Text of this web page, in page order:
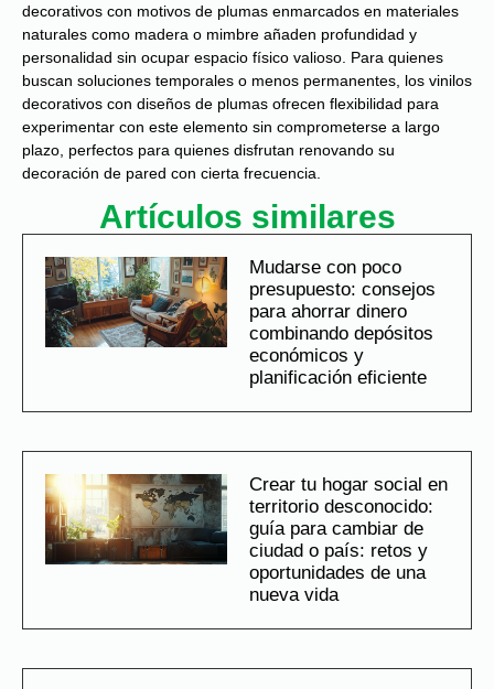
decorativos con motivos de plumas enmarcados en materiales
naturales como madera o mimbre añaden profundidad y
personalidad sin ocupar espacio físico valioso. Para quienes
buscan soluciones temporales o menos permanentes, los vinilos
decorativos con diseños de plumas ofrecen flexibilidad para
experimentar con este elemento sin comprometerse a largo
plazo, perfectos para quienes disfrutan renovando su
decoración de pared con cierta frecuencia.
Artículos similares
Mudarse con poco
presupuesto: consejos
para ahorrar dinero
combinando depósitos
económicos y
planificación eficiente
Crear tu hogar social en
territorio desconocido:
guía para cambiar de
ciudad o país: retos y
oportunidades de una
nueva vida